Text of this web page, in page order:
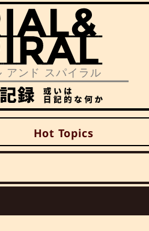
Hot Topics